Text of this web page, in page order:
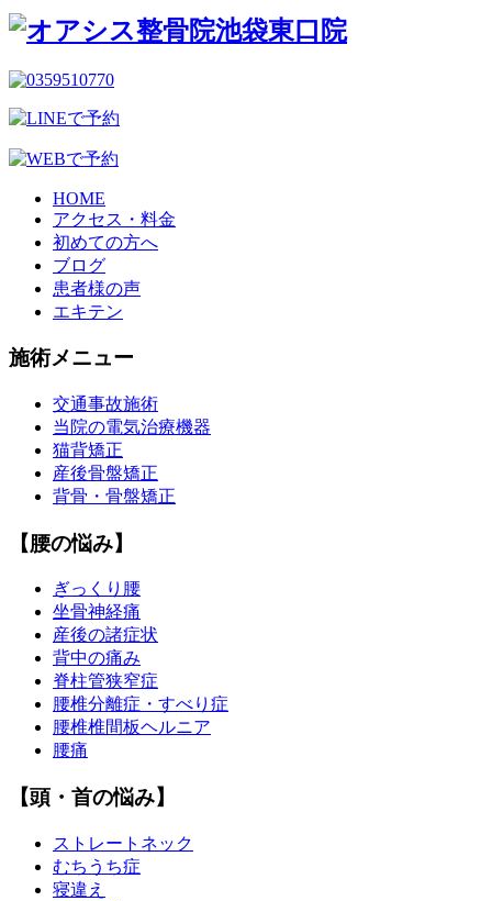
HOME
アクセス・料金
初めての方へ
ブログ
患者様の声
エキテン
施術メニュー
交通事故施術
当院の電気治療機器
猫背矯正
産後骨盤矯正
背骨・骨盤矯正
【腰の悩み】
ぎっくり腰
坐骨神経痛
産後の諸症状
背中の痛み
脊柱管狭窄症
腰椎分離症・すべり症
腰椎椎間板ヘルニア
腰痛
【頭・首の悩み】
ストレートネック
むちうち症
寝違え